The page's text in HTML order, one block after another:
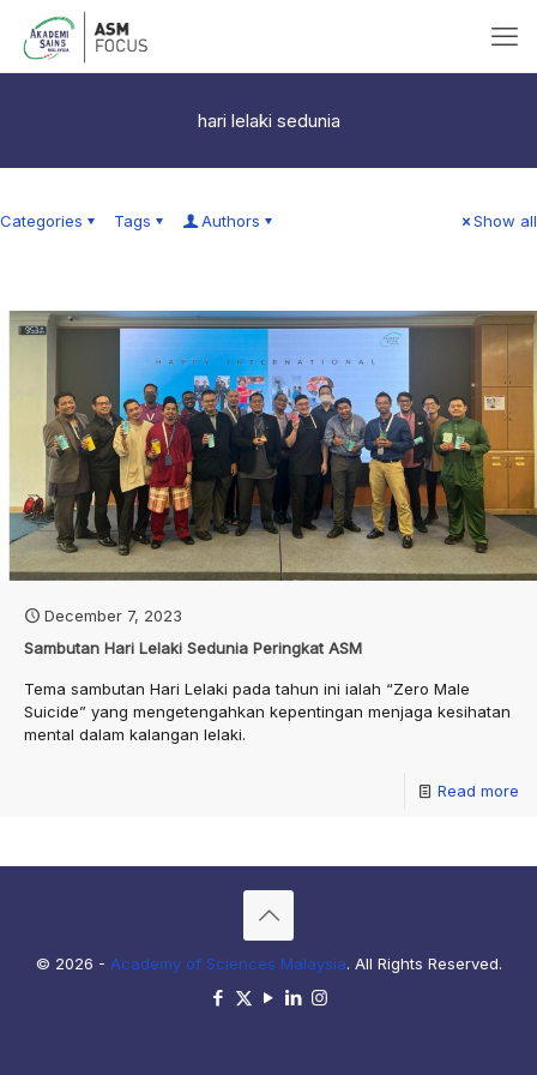
hari lelaki sedunia
Categories Tags Authors Show all
December 7, 2023
Sambutan Hari Lelaki Sedunia Peringkat ASM
Tema sambutan Hari Lelaki pada tahun ini ialah “Zero Male
Suicide” yang mengetengahkan kepentingan menjaga kesihatan
mental dalam kalangan lelaki.
Read more
© 2026 - Academy of Sciences Malaysia. All Rights Reserved.